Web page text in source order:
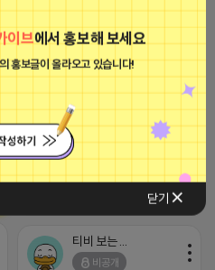
이브에서 홍보해 보세요
홍보글이 올라오고 있습니다!
닫기
머리 빗는 네오
비공개
댓글: 0개
비공개